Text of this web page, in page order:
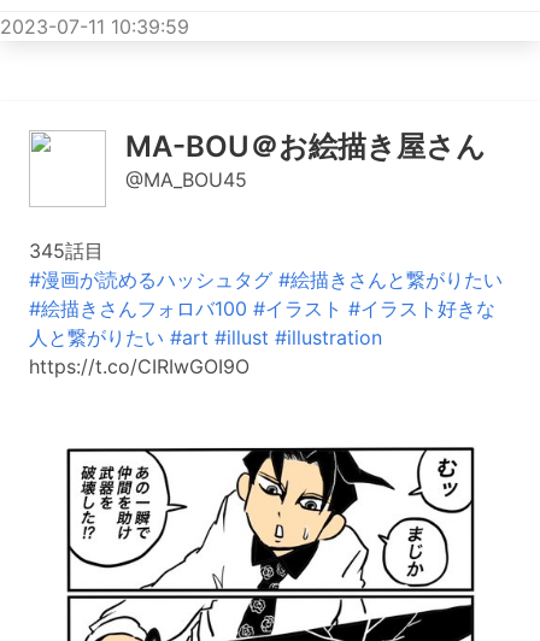
2023-07-11 10:39:59
MA-BOU＠お絵描き屋さん
@MA_BOU45
345話目
#漫画が読めるハッシュタグ #絵描きさんと繋がりたい
#絵描きさんフォロバ100 #イラスト #イラスト好きな
人と繋がりたい #art #illust #illustration
https://t.co/CIRIwGOI9O